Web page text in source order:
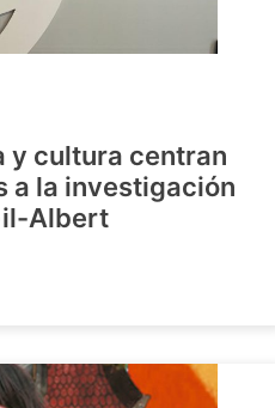
y cultura centran
a la investigación
Albert